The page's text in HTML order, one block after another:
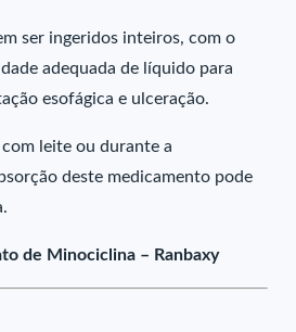
ser ingeridos inteiros, com o
adequada de líquido para
esofágica e ulceração.
leite ou durante a
deste medicamento pode
de Minociclina – Ranbaxy